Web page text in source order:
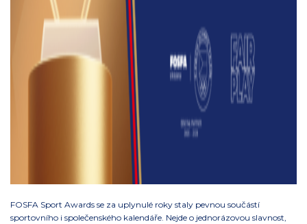
FOSFA Sport Awards se za uplynulé roky staly pevnou součástí
sportovního i společenského kalendáře. Nejde o jednorázovou slavnost,